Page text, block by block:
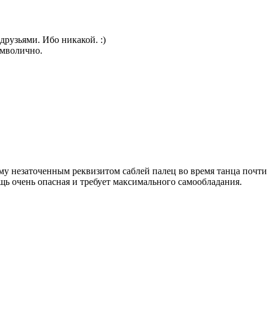
Ибо никакой. :)
незаточенным реквизитом саблей палец во время танца почти
очень опасная и требует максимального самообладания.